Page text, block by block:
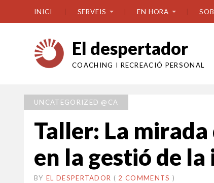
INICI SERVEIS EN HORA
El despertador
COACHING I RECREACIÓ PERSONAL
UNCATEGORIZED @CA
Taller: La mirada
en la gestió de
BY EL DESPERTADOR ON
9•( 2 COMMENTS )